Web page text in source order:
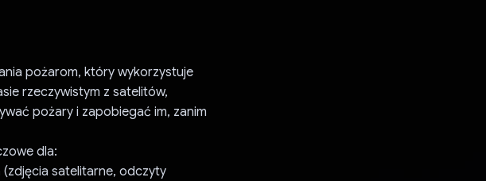
pożarom, który wykorzystuje
rzeczywistym z satelitów,
pożary i zapobiegać im, zanim
dla:
(zdjęcia satelitarne, odczyty